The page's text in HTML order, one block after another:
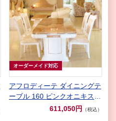
オーダーメイド対応
アフロディーテ ダイニングテ
ーブル 160 ピンクオニキス天
611,050円 （税込）